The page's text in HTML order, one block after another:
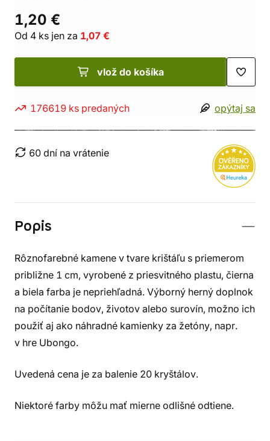
1,20 €
Od 4 ks jen za 1,07 €
vlož do košíka
176619 ks predaných opýtaj sa
60 dní na vrátenie
Popis
Rôznofarebné kamene v tvare krištáľu s priemerom
približne 1 cm, vyrobené z priesvitného plastu, čierna
a biela farba je nepriehľadná. Výborný herný doplnok
na počítanie bodov, životov alebo surovín, možno ich
použiť aj ako náhradné kamienky za žetóny, napr.
v hre Ubongo.
Uvedená cena je za balenie 20 kryštálov.
Niektoré farby môžu mať mierne odlišné odtiene.